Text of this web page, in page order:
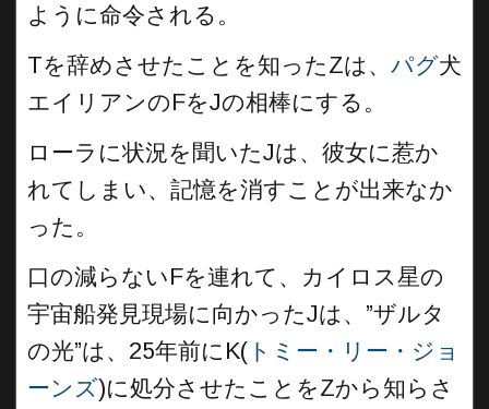
ように命令される。
Tを辞めさせたことを知ったZは、 パグ犬
エイリアンのFをJの相棒にする。
ローラに状況を聞いたJは、彼女に惹か
れてしまい、記憶を消すことが出来なか
った。
口の減らないFを連れて、カイロス星の
宇宙船発見現場に向かったJは、”ザルタ
の光”は、25年前にK( トミー・リー・ジョ
ーンズ)に処分させたことをZから知らさ